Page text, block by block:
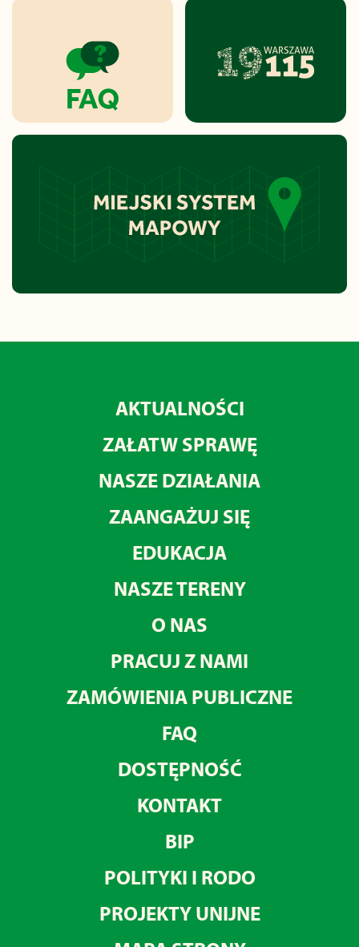
AKTUALNOŚCI
ZAŁATW SPRAWĘ
NASZE DZIAŁANIA
ZAANGAŻUJ SIĘ
EDUKACJA
NASZE TERENY
O NAS
PRACUJ Z NAMI
ZAMÓWIENIA PUBLICZNE
FAQ
DOSTĘPNOŚĆ
KONTAKT
BIP
POLITYKI I RODO
PROJEKTY UNIJNE